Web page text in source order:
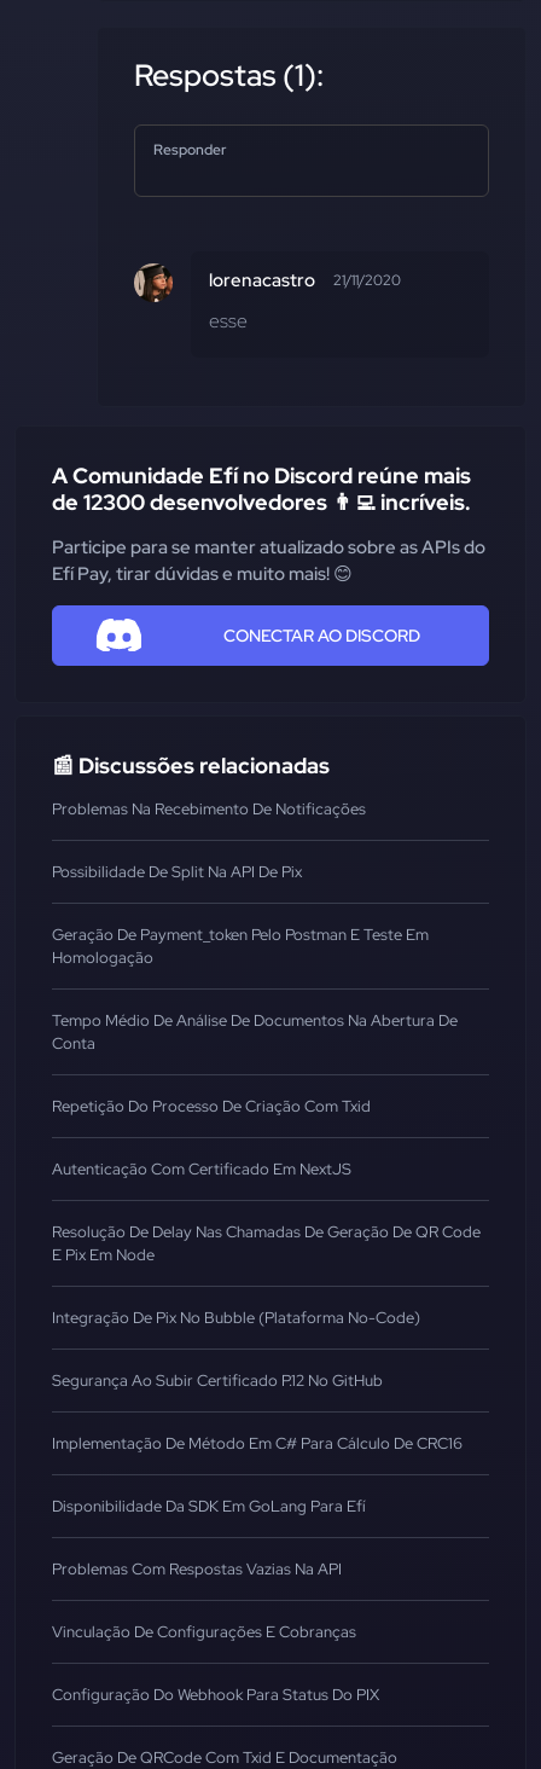
Respostas (1):
Responder
lorenacastro 21/11/2020
esse
A Comunidade Efí no Discord reúne mais
de 12300 desenvolvedores 👨‍💻 incríveis.
Participe para se manter atualizado sobre as APIs do
Efí Pay, tirar dúvidas e muito mais! 😊
CONECTAR AO DISCORD
📰 Discussões relacionadas
Problemas Na Recebimento De Notificações
Possibilidade De Split Na API De Pix
Geração De Payment_token Pelo Postman E Teste Em
Homologação
Tempo Médio De Análise De Documentos Na Abertura De
Conta
Repetição Do Processo De Criação Com Txid
Autenticação Com Certificado Em NextJS
Resolução De Delay Nas Chamadas De Geração De QR Code
E Pix Em Node
Integração De Pix No Bubble (Plataforma No-Code)
Segurança Ao Subir Certificado P.12 No GitHub
Implementação De Método Em C# Para Cálculo De CRC16
Disponibilidade Da SDK Em GoLang Para Efí
Problemas Com Respostas Vazias Na API
Vinculação De Configurações E Cobranças
Configuração Do Webhook Para Status Do PIX
Geração De QRCode Com Txid E Documentação